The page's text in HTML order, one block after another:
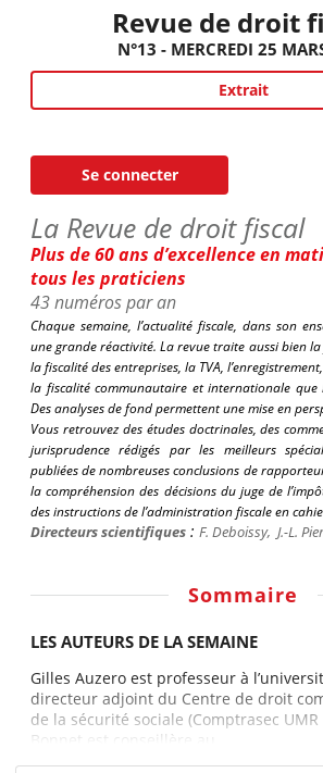
Revue de droit
N°13 - MERCREDI 25
Extrait
Se connecter
La Revue de droit fiscal
Plus de 60 ans d’excellence en
tous les praticiens
43 numéros par an
Chaque semaine, l’actualité fiscale, dans son
une grande réactivité. La revue traite aussi bien la
la fiscalité des entreprises, la TVA,
la fiscalité communautaire et internationale que
Des analyses de fond permettent une mise en
Vous retrouvez des études doctrinales, des
jurisprudence rédigés par les meilleurs
publiées de nombreuses conclusions de
la compréhension des décisions du juge de
des instructions de l’administration fiscale en
Directeurs scientifiques : F. Deboissy, J.-L.
Sommaire
LES AUTEURS DE LA SEMAINE
Gilles Auzero est professeur à
directeur adjoint du Centre de droit
de la sécurité sociale (Comptrasec UMR
Bonnet est conseillère au...